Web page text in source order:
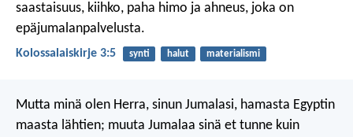
saastaisuus, kiihko, paha himo ja ahneus, joka on
epäjumalanpalvelusta.
Kolossalaiskirje 3:5 synti halut materialismi
Mutta minä olen Herra, sinun Jumalasi, hamasta Egyptin
maasta lähtien; muuta Jumalaa sinä et tunne kuin